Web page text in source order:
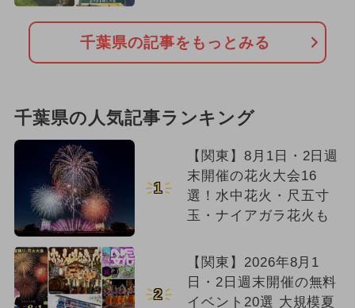
千葉県の記事をもっとみる
千葉県の人気記事ランキング
1
【関東】8月1日・2日週
末開催の花火大会16
選！水中花火・尺五寸
玉・ナイアガラ花火も
2
【関東】2026年8月1
日・2日週末開催の無料
イベント20選 大規模夏